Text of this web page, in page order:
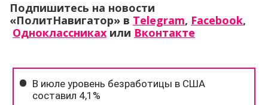
Подпишитесь на новости
«ПолитНавигатор» в Telegram, Facebook,
Одноклассниках или Вконтакте